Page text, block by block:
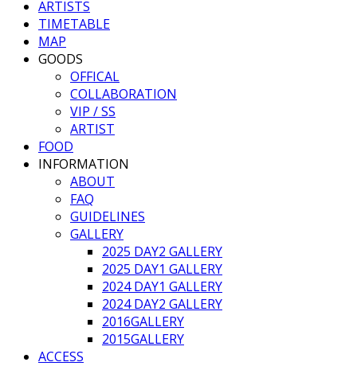
ARTISTS
TIMETABLE
MAP
GOODS
OFFICAL
COLLABORATION
VIP / SS
ARTIST
FOOD
INFORMATION
ABOUT
FAQ
GUIDELINES
GALLERY
2025 DAY2 GALLERY
2025 DAY1 GALLERY
2024 DAY1 GALLERY
2024 DAY2 GALLERY
2016GALLERY
2015GALLERY
ACCESS